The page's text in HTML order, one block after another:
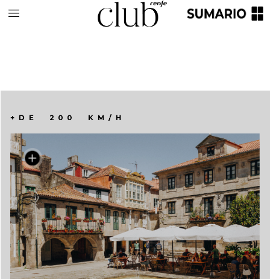
+DE 200 KM/H
Abajo izquierda, interior del espacio multidisciplinar
PalmKids.
El ponte do Burgo (en primer termino) y el ponte das
Correntes cruzan el río Lez (abajo derecha).
La empedrada praza da Estrela (arriba).